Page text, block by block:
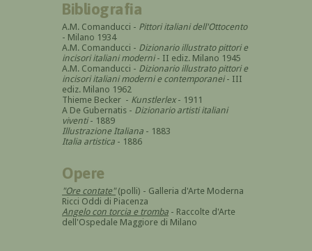
Bibliografia
A.M. Comanducci - Pittori italiani dell'Ottocento
- Milano 1934
A.M. Comanducci - Dizionario illustrato pittori e
incisori italiani moderni- II ediz. Milano 1945
A.M. Comanducci - Dizionario illustrato pittori e
incisori italiani moderni e contemporanei- III
ediz. Milano 1962
Thieme Becker - Kunstlerlex- 1911
A De Gubernatis - Dizionario artisti italiani
viventi- 1889
Illustrazione Italiana - 1883
Italia artistica - 1886
Opere
"Ore contate"(polli) - Galleria d'Arte Moderna
Ricci Oddi di Piacenza
Angelo con torcia e tromba - Raccolte d'Arte
dell'Ospedale Maggiore di Milano